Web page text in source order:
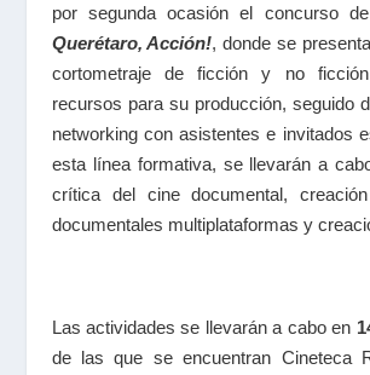
por segunda ocasión el concurso
Querétaro, Acción!, donde se
cortometraje de ficción y no
recursos para su producción, seguido
networking con asistentes e invitados
esta línea formativa, se llevarán a
crítica del cine documental,
documentales multiplataformas y
Las actividades se llevarán a cabo en
de las que se encuentran Cineteca